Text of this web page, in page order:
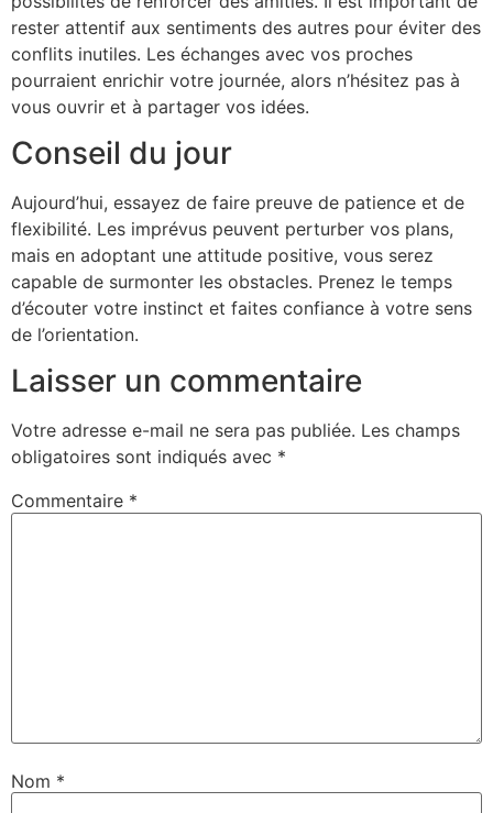
rester attentif aux sentiments des autres pour éviter des
conflits inutiles. Les échanges avec vos proches
pourraient enrichir votre journée, alors n’hésitez pas à
vous ouvrir et à partager vos idées.
Conseil du jour
Aujourd’hui, essayez de faire preuve de patience et de
flexibilité. Les imprévus peuvent perturber vos plans,
mais en adoptant une attitude positive, vous serez
capable de surmonter les obstacles. Prenez le temps
d’écouter votre instinct et faites confiance à votre sens
de l’orientation.
Laisser un commentaire
Votre adresse e-mail ne sera pas publiée. Les champs
obligatoires sont indiqués avec *
Commentaire *
Nom *